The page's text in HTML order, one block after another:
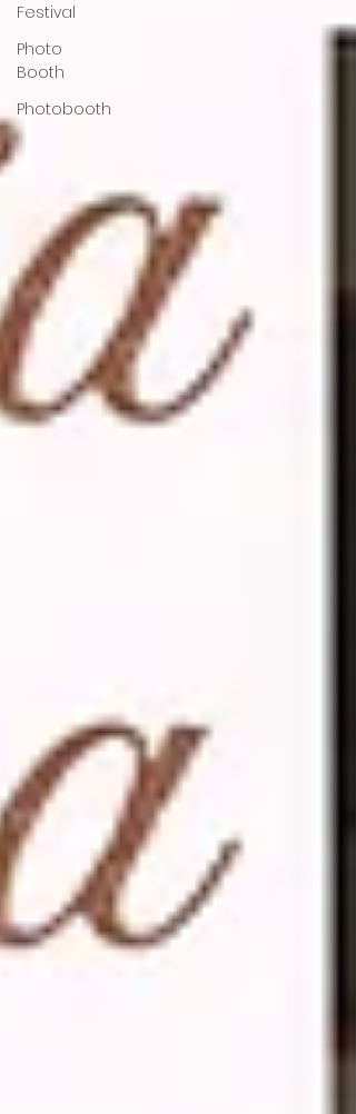
Festival
Photo
Booth
Photobooth